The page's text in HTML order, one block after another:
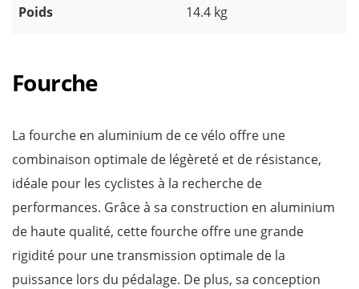
Poids 14.4 kg
Fourche
La fourche en aluminium de ce vélo offre une
combinaison optimale de légèreté et de résistance,
idéale pour les cyclistes à la recherche de
performances. Grâce à sa construction en aluminium
de haute qualité, cette fourche offre une grande
rigidité pour une transmission optimale de la
puissance lors du pédalage. De plus, sa conception